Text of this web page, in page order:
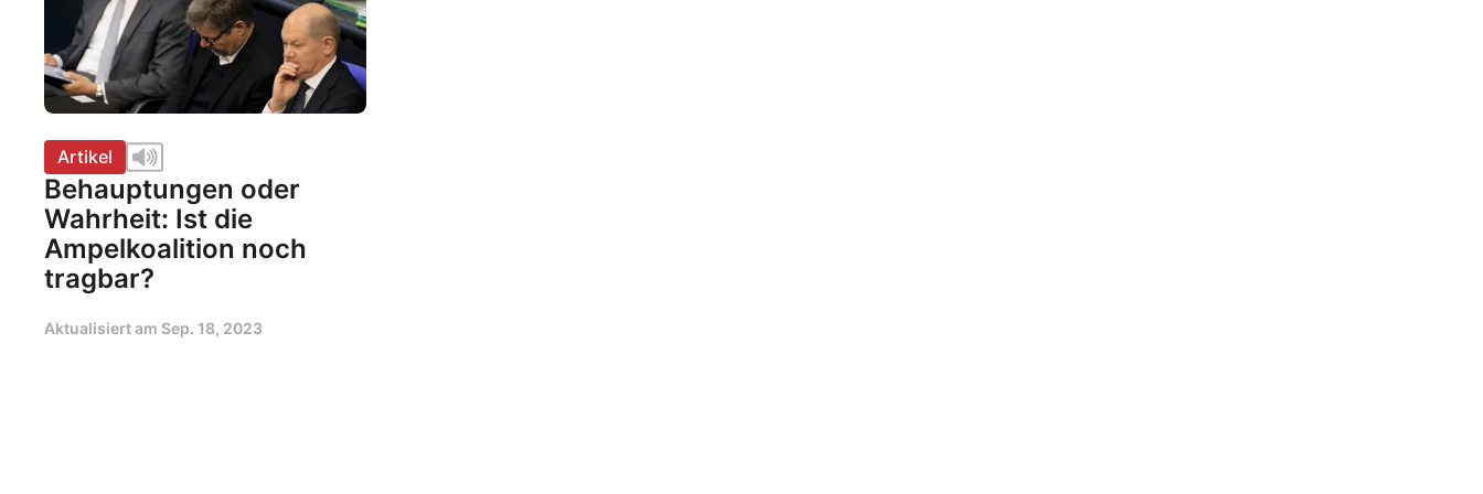
Artikel
Behauptungen oder
Wahrheit: Ist die
Ampelkoalition noch
tragbar?
Aktualisiert am Sep. 18, 2023